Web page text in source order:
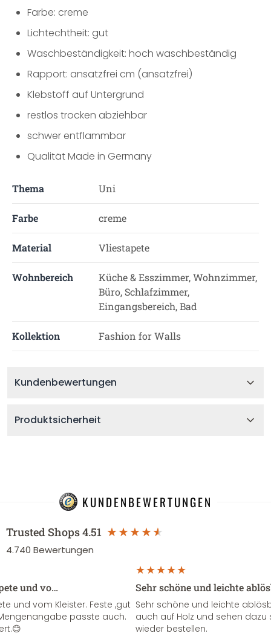
Farbe: creme
Lichtechtheit: gut
Waschbeständigkeit: hoch waschbeständig
Rapport: ansatzfrei cm (ansatzfrei)
Klebstoff auf Untergrund
restlos trocken abziehbar
schwer entflammbar
Qualität Made in Germany
Thema Uni
Farbe creme
Material Vliestapete
Wohnbereich
Küche & Esszimmer, Wohnzimmer,
Büro, Schlafzimmer,
Eingangsbereich, Bad
Kollektion Fashion for Walls
Kundenbewertungen
Produktsicherheit
KUNDENBEWERTUNGEN
Trusted Shops4.51
4.740 Bewertungen
und vo…
und vom Kleister. Feste ,gut
passte auch.
Sehr schöne und leichte
Sehr schöne und leichte
auch auf Holz und sehen
wieder bestellen.